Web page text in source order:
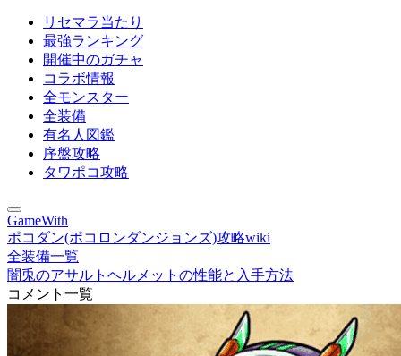
リセマラ当たり
最強ランキング
開催中のガチャ
コラボ情報
全モンスター
全装備
有名人図鑑
序盤攻略
タワポコ攻略
GameWith
ポコダン(ポコロンダンジョンズ)攻略wiki
全装備一覧
闇兎のアサルトヘルメットの性能と入手方法
コメント一覧